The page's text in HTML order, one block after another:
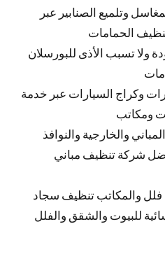
وتلميع الصنابير عبر
الحمامات
ولا تسبب الأذى للبورسلان
وكراج السيارات عبر خدمة
ومكاتب
والخارجية والنوافذ
شركة تنظيف مباني
والمكاتب تنظيف سجاد
للبيوت والشقق والفلل